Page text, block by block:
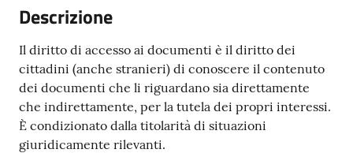
N
I
Tutti
gli
argomenti...
Descrizione
Il diritto di accesso ai documenti è il diritto dei
cittadini (anche stranieri) di conoscere il contenuto
dei documenti che li riguardano sia direttamente
che indirettamente, per la tutela dei propri interessi.
È condizionato dalla titolarità di situazioni
giuridicamente rilevanti.